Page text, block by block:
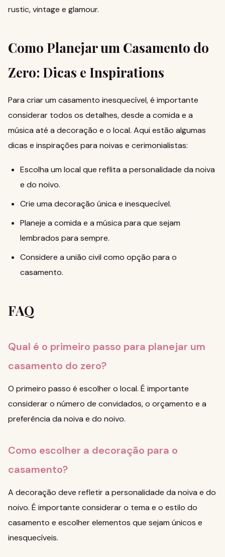
rustic,vintage e glamour.
Como Planejar um Casamento do
Zero: Dicas e Inspirations
Para criar um casamento inesquecível, é importante
considerar todos os detalhes, desde a comida e a
música até a decoração e o local. Aqui estão algumas
dicas e inspirações para noivas e cerimonialistas:
Escolha um local que reflita a personalidade da noiva
e do noivo.
Crie uma decoração única e inesquecível.
Planeje a comida e a música para que sejam
lembrados para sempre.
Considere a união civil como opção para o
casamento.
FAQ
Qual é o primeiro passo para planejar um
casamento do zero?
O primeiro passo é escolher o local. É importante
considerar o número de convidados, o orçamento e a
preferência da noiva e do noivo.
Como escolher a decoração para o
casamento?
A decoração deve refletir a personalidade da noiva e do
noivo. É importante considerar o tema e o estilo do
casamento e escolher elementos que sejam únicos e
inesquecíveis.